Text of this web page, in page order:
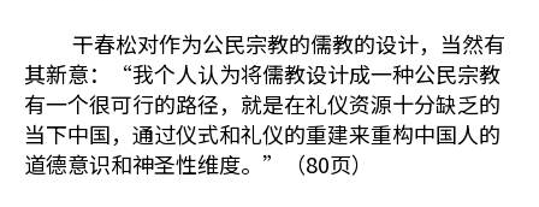
干春松对作为公民宗教的儒教的设计，当然有
其新意：“我个人认为将儒教设计成一种公民宗教
有一个很可行的路径，就是在礼仪资源十分缺乏的
当下中国，通过仪式和礼仪的重建来重构中国人的
道德意识和神圣性维度。”（80页）